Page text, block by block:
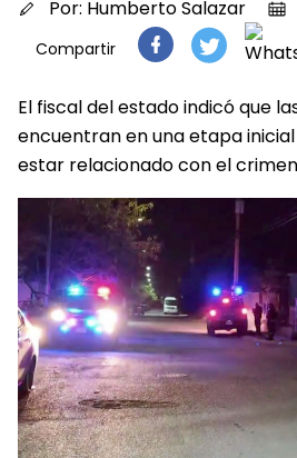
Por: Humberto Salazar
Compartir
El fiscal del estado indicó que
encuentran en una etapa
estar relacionado con el